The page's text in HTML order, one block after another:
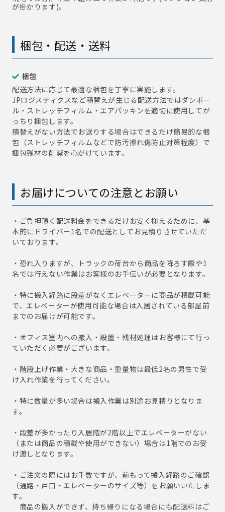
が掛かります)。
梱包・配送・送料
梱包
配送方法に応じて最適な梱包を丁寧に実施します。
JPロジスティクスなど積替えが生じる配送方法ではダンボー
ル・ストレッチフィルム・エアパッキンを適切に使用してが
っちり梱包します。
積替えがない方法でお送りする場合はできるだけ簡易的な梱
包（ストレッチフィルムなどで防汚擦れ傷防止対策程度）で
梱包残材の削減を心がけています。
お届けについての注意とお願い
・ご負担頂く配送料金をできるだけお安く抑えるために、基
本的にドライバー1名での配送としてお見積りさせていただ
いております。
・恐れ入りますが、トラックの荷台から商品を降ろす際や1
名では行えない作業はお客様のお手伝いが必要となります。
・特に搬入経路に段差がなくエレベーターに商品が積載可能
で、エレベーターが使用可能な場合は入居されている部屋前
までのお届けが可能です。
・オフィス室内への搬入・設置・残材処理はお客様にて行っ
ていただく必要がございます。
・階段上げ作業・大きな商品・重量物は最低2名の男性で受
け入れ作業を行ってください。
・特に数量が多い場合は搬入作業は別途お見積りとなりま
す。
・段差が多かったり入居階が2階以上でエレベーターがない
（または商品の積載や使用ができない）場合は1階でのお受
け渡しとなります。
・ご注文の際にはお手数ですが、前もって搬入経路のご確認
（通路・戸口・エレベーターのサイズ等）をお願いいたしま
す。
商品の搬入ができず、持ち帰りになる場合にも配送料はご